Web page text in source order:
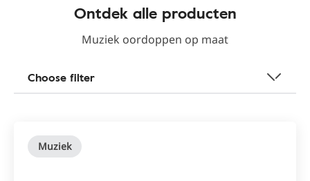
Ontdek alle producten
Muziek oordoppen op maat
Choose filter
Muziek